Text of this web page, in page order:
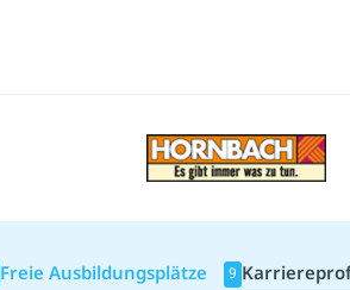
Freie Ausbildungsplätze 9